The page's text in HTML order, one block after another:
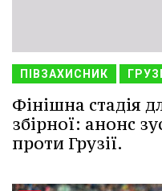
ПІВЗАХИСНИК
Фінішна стадія
збірної: анонс
проти Грузії.